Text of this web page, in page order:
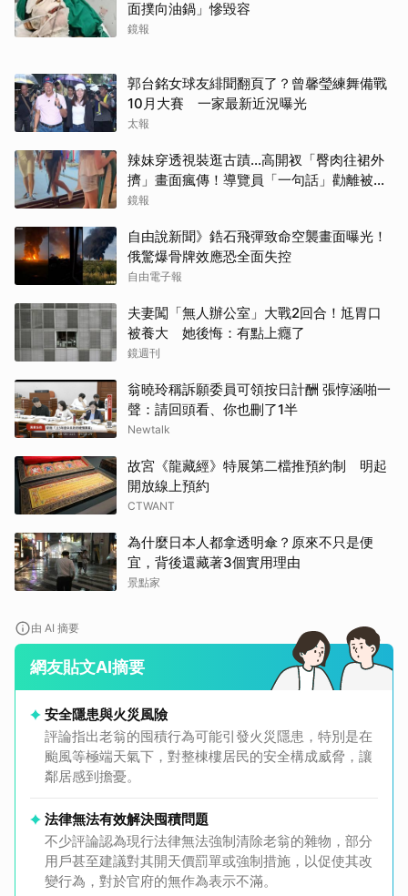
面撲向油鍋」慘毀容
鏡報
郭台銘女球友緋聞翻頁了？曾馨瑩練舞備戰
10月大賽 一家最新近況曝光
太報
辣妹穿透視裝逛古蹟…高開衩「臀肉往裙外
擠」畫面瘋傳！導覽員「一句話」勸離被狂
讚
鏡報
自由說新聞》鋯石飛彈致命空襲畫面曝光！
俄驚爆骨牌效應恐全面失控
自由電子報
夫妻闖「無人辦公室」大戰2回合！尪胃口
被養大 她後悔：有點上癮了
鏡週刊
翁曉玲稱訴願委員可領按日計酬 張惇涵啪一
聲：請回頭看、你也刪了1半
Newtalk
故宮《龍藏經》特展第二檔推預約制 明起
開放線上預約
CTWANT
為什麼日本人都拿透明傘？原來不只是便
宜，背後還藏著3個實用理由
景點家
由 AI 摘要
網友貼文AI摘要
安全隱患與火災風險
評論指出老翁的囤積行為可能引發火災隱患，特別是在
颱風等極端天氣下，對整棟樓居民的安全構成威脅，讓
鄰居感到擔憂。
法律無法有效解決囤積問題
不少評論認為現行法律無法強制清除老翁的雜物，部分
用戶甚至建議對其開天價罰單或強制措施，以促使其改
變行為，對於官府的無作為表示不滿。